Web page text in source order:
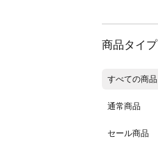
商品タイプ
すべての商品
通常商品
セール商品